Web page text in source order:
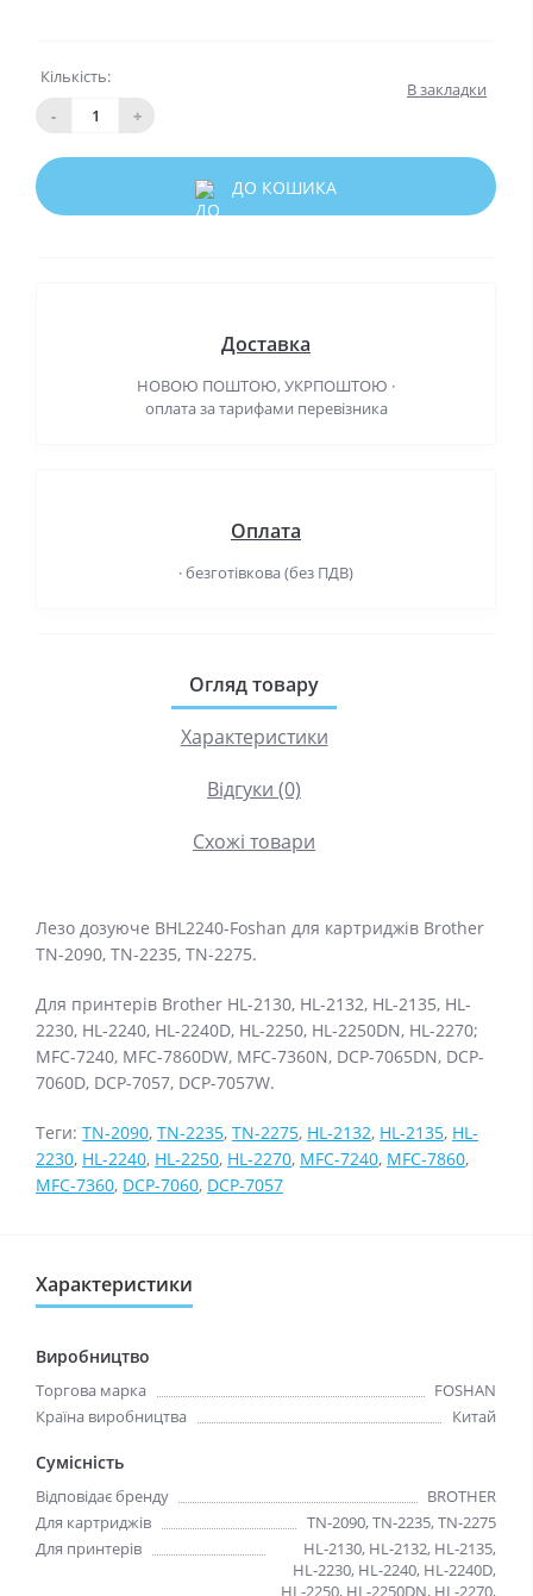
Кількість:
-
+
В закладки
ДО КОШИКА
Доставка
НОВОЮ ПОШТОЮ, УКРПОШТОЮ ·
оплата за тарифами перевізника
Оплата
· безготівкова (без ПДВ)
Огляд товару
Характеристики
Відгуки (0)
Схожі товари
Лезо дозуюче BHL2240-Foshan для картриджів Brother
TN-2090, TN-2235, TN-2275.
Для принтерів Brother HL-2130, HL-2132, HL-2135, HL-
2230, HL-2240, HL-2240D, HL-2250, HL-2250DN, HL-2270;
MFC-7240, MFC-7860DW, MFC-7360N, DCP-7065DN, DCP-
7060D, DCP-7057, DCP-7057W.
Теги: TN-2090, TN-2235, TN-2275, HL-2132, HL-2135, HL-
2230, HL-2240, HL-2250, HL-2270, MFC-7240, MFC-7860,
MFC-7360, DCP-7060, DCP-7057
Характеристики
Виробництво
Торгова марка
FOSHAN
Країна виробництва
Китай
Сумісність
Відповідає бренду
BROTHER
Для картриджів
TN-2090, TN-2235, TN-2275
Для принтерів
HL-2130, HL-2132, HL-2135,
HL-2230, HL-2240, HL-2240D,
HL-2250, HL-2250DN, HL-2270,